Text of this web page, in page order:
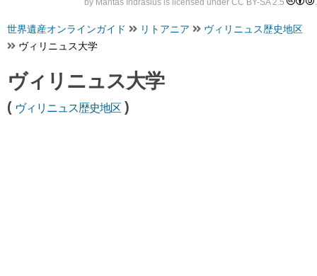
by Mantas Indrašius is licensed under CC BY-SA 2.5 .
世界遺産オンラインガイド リトアニア
ヴィリニュス歴史地区
ヴィリニュス大学
ヴィリニュス大学
( ヴィリニュス歴史地区 )